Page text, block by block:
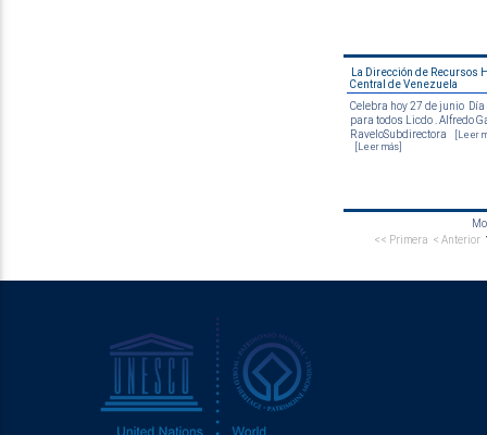
La Dirección de Recursos
Central de Venezuela
Celebra hoy 27 de junio Día
para todos Licdo . Alfredo
RaveloSubdirectora
[Leer
[Leer más]
<< Primera < Anterior